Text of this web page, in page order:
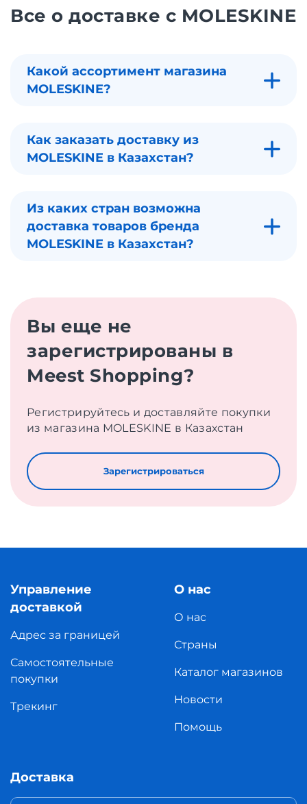
Все о доставке с MOLESKINE
Какой ассортимент магазина
MOLESKINE?
Как заказать доставку из
MOLESKINE в Казахстан?
Из каких стран возможна
доставка товаров бренда
MOLESKINE в Казахстан?
Вы еще не
зарегистрированы в
Meest Shopping?
Регистрируйтесь и доставляйте покупки
из магазина MOLESKINE в Казахстан
Зарегистрироваться
Управление
доставкой
Адрес за границей
Самостоятельные
покупки
Трекинг
О нас
О нас
Страны
Каталог магазинов
Новости
Помощь
Доставка